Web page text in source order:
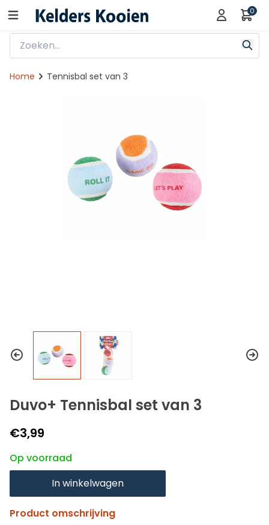
0
Home Tennisbal set van 3
Duvo+ Tennisbal set van 3
€3,99
Op voorraad
In winkelwagen
Product omschrijving